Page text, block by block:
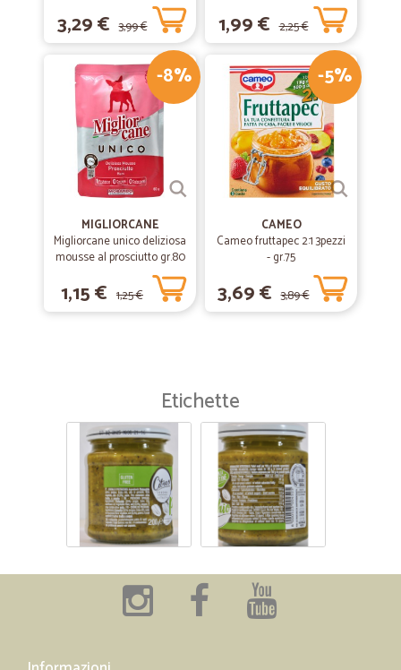
3,29 € 3,99 € 1,99 € 2,25 €
-8%
MIGLIORCANE
Migliorcane unico deliziosa
mousse al prosciutto gr.80
1,15 € 1,25 €
-5%
CAMEO
Cameo fruttapec 2:1 3pezzi
- gr.75
3,69 € 3,89 €
Etichette